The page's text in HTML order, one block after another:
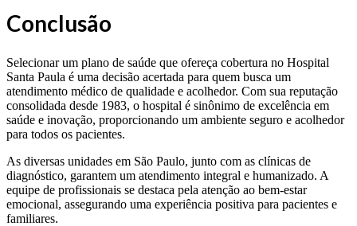
Conclusão
Selecionar um plano de saúde que ofereça cobertura no Hospital
Santa Paula é uma decisão acertada para quem busca um
atendimento médico de qualidade e acolhedor. Com sua reputação
consolidada desde 1983, o hospital é sinônimo de excelência em
saúde e inovação, proporcionando um ambiente seguro e acolhedor
para todos os pacientes.
As diversas unidades em São Paulo, junto com as clínicas de
diagnóstico, garantem um atendimento integral e humanizado. A
equipe de profissionais se destaca pela atenção ao bem-estar
emocional, assegurando uma experiência positiva para pacientes e
familiares.